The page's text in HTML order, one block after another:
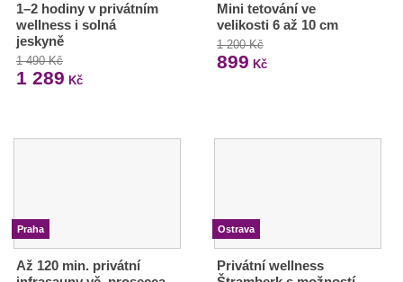
1–2 hodiny v privátním
wellness i solná
jeskyně
1 490 Kč
1 289 Kč
Mini tetování ve
velikosti 6 až 10 cm
1 200 Kč
899 Kč
Praha
Až 120 min. privátní
Ostrava
Privátní wellness